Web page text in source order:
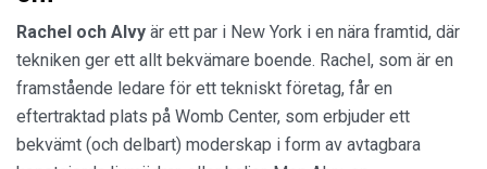
Rachel och Alvy är ett par i New York i en nära framtid, där
tekniken ger ett allt bekvämare boende. Rachel, som är en
framstående ledare för ett tekniskt företag, får en
eftertraktad plats på Womb Center, som erbjuder ett
bekvämt (och delbart) moderskap i form av avtagbara